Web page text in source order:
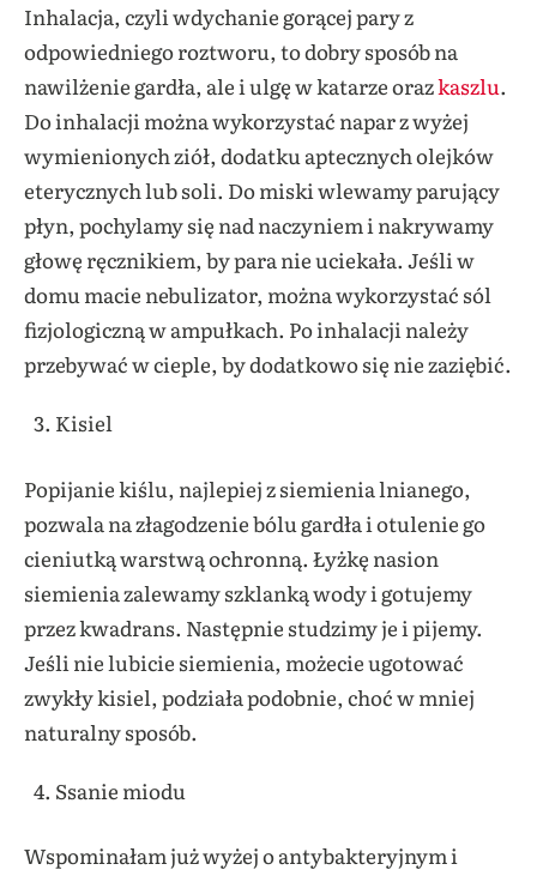
Inhalacja, czyli wdychanie gorącej pary z
odpowiedniego roztworu, to dobry sposób na
nawilżenie gardła, ale i ulgę w katarze orazkaszlu.
Do inhalacji można wykorzystać napar z wyżej
wymienionych ziół, dodatku aptecznych olejków
eterycznych lub soli. Do miski wlewamy parujący
płyn, pochylamy się nad naczyniem i nakrywamy
głowę ręcznikiem, by para nie uciekała. Jeśli w
domu macie nebulizator, można wykorzystać sól
fizjologiczną w ampułkach. Po inhalacji należy
przebywać w cieple, by dodatkowo się nie zaziębić.
Kisiel
Popijanie kiślu, najlepiej z siemienia lnianego,
pozwala na złagodzenie bólu gardła i otulenie go
cieniutką warstwą ochronną. Łyżkę nasion
siemienia zalewamy szklanką wody i gotujemy
przez kwadrans. Następnie studzimy je i pijemy.
Jeśli nie lubicie siemienia, możecie ugotować
zwykły kisiel, podziała podobnie, choć w mniej
naturalny sposób.
Ssanie miodu
Wspominałam już wyżej o antybakteryjnym i